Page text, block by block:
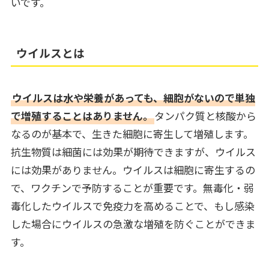
ウイルスとは
ウイルスは水や栄養があっても、細胞がないので単独
で増殖することはありません。タンパク質と核酸から
なるのが基本で、生きた細胞に寄生して増殖します。
抗生物質は細菌には効果が期待できますが、ウイルス
には効果がありません。ウイルスは細胞に寄生するの
で、ワクチンで予防することが重要です。無毒化・弱
毒化したウイルスで免疫力を高めることで、もし感染
した場合にウイルスの急激な増殖を防ぐことができま
す。